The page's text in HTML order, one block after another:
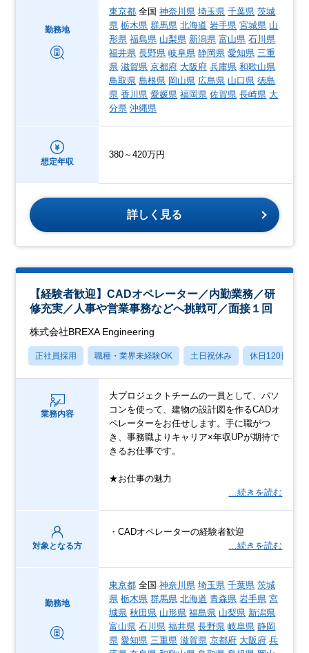
勤務地
東京都 全国神奈川県 埼玉県 千葉県 茨城
県 栃木県 群馬県 北海道 岩手県 宮城県 山
形県 福島県 山梨県 新潟県 富山県 石川県
福井県 長野県 岐阜県 静岡県 愛知県 三重
県 滋賀県 京都府 大阪府 兵庫県 和歌山県
鳥取県 島根県 岡山県 広島県 山口県 徳島
県 香川県 愛媛県 福岡県 佐賀県 長崎県 大
分県 沖縄県
想定年収
380～420万円
詳しく見る
【経験者歓迎】CADオペレーター／内勤業務／研
修充実／人事や営業事務などへ挑戦可／面接１回
株式会社BREXA Engineering
正社員採用 職種・業界未経験OK 土日祝休み 休日120日以上
業務内容
大プロジェクトチームの一員として、パソ
コンを使って、建物の設計図を作るCADオ
ペレーターをお任せします。手に職がつ
き、事務職よりキャリア×年収UPが期待で
きるお仕事です。
★お仕事の魅力
…続きを読む
対象となる方
・CADオペレーターの経験者歓迎
…続きを読む
勤務地
東京都 全国神奈川県 埼玉県 千葉県 茨城
県 栃木県 群馬県 北海道 青森県 岩手県 宮
城県 秋田県 山形県 福島県 山梨県 新潟県
富山県 石川県 福井県 長野県 岐阜県 静岡
県 愛知県 三重県 滋賀県 京都府 大阪府 兵